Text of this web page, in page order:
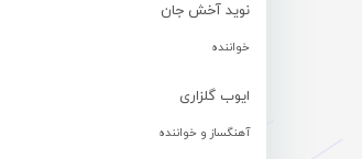
نوید آخش جان
خواننده
ایوب گلزاری
آهنگساز و خواننده